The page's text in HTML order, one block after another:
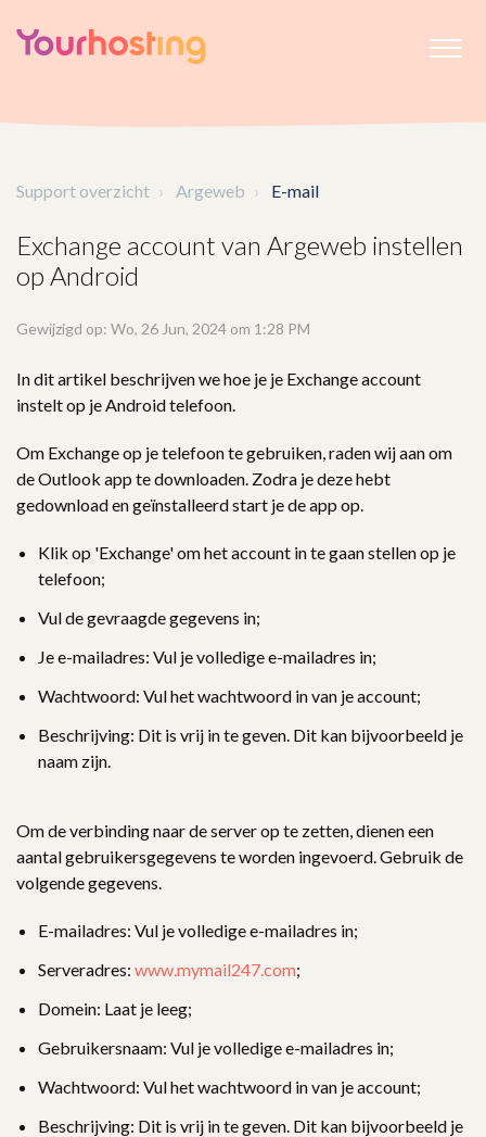
Support overzicht Argeweb E-mail
Exchange account van Argeweb instellen
op Android
Gewijzigd op: Wo, 26 Jun, 2024 om 1:28 PM
In dit artikel beschrijven we hoe je je Exchange account
instelt op je Android telefoon.
Om Exchange op je telefoon te gebruiken, raden wij aan om
de Outlook app te downloaden. Zodra je deze hebt
gedownload en geïnstalleerd start je de app op.
Klik op 'Exchange' om het account in te gaan stellen op je
telefoon;
Vul de gevraagde gegevens in;
Je e-mailadres: Vul je volledige e-mailadres in;
Wachtwoord: Vul het wachtwoord in van je account;
Beschrijving: Dit is vrij in te geven. Dit kan bijvoorbeeld je
naam zijn.
Om de verbinding naar de server op te zetten, dienen een
aantal gebruikersgegevens te worden ingevoerd. Gebruik de
volgende gegevens.
E-mailadres: Vul je volledige e-mailadres in;
Serveradres: www.mymail247.com;
Domein: Laat je leeg;
Gebruikersnaam: Vul je volledige e-mailadres in;
Wachtwoord: Vul het wachtwoord in van je account;
Beschrijving: Dit is vrij in te geven. Dit kan bijvoorbeeld je